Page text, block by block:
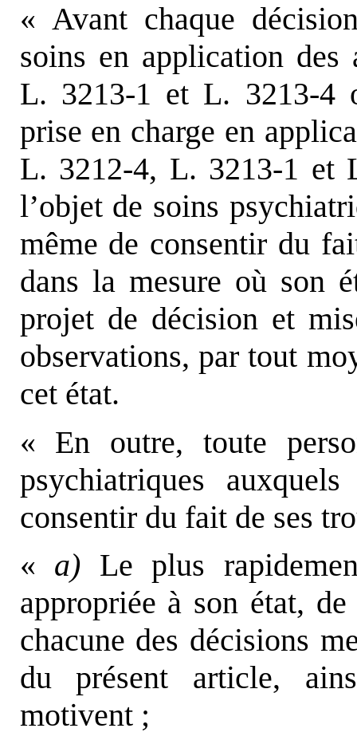
« Avant chaque
soins en application
L. 3213-1 et L. 3213-4
prise en charge en
L. 3212-4, L. 3213-1 et
l’objet de soins
même de consentir du
dans la mesure où son
projet de décision et
observations, par tout
cet état.
« En outre, toute
psychiatriques
consentir du fait de ses
« a) Le plus
appropriée à son état,
chacune des décisions
du présent article,
motivent ;